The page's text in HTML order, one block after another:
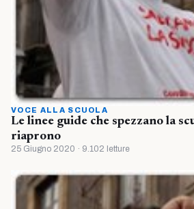
VOCE ALLA SCUOLA
Le linee guide che spezzano la
riaprono
25 Giugno 2020 · 9.102 letture